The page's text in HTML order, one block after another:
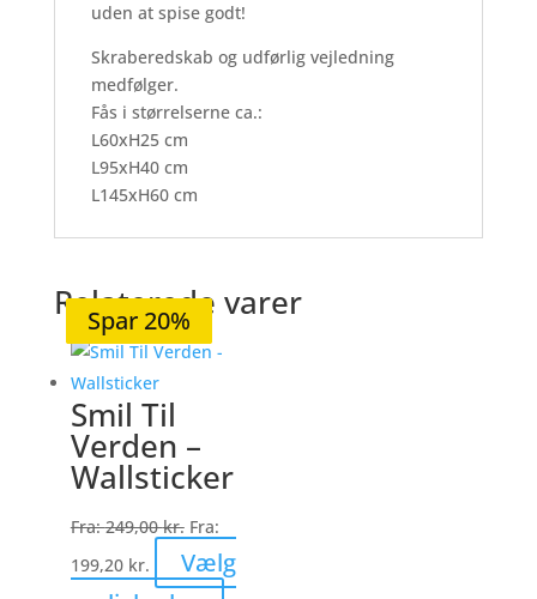
uden at spise godt!
Skraberedskab og udførlig vejledning
medfølger.
Fås i størrelserne ca.:
L60xH25 cm
L95xH40 cm
L145xH60 cm
Relaterede varer
Spar 19%
Smil Til
Verden –
Wallsticker
Fra:249,00kr. Fra:
199,20 kr.
Vælg
Spar 20%
Spar 20%
Spar 20%
Spar 20%